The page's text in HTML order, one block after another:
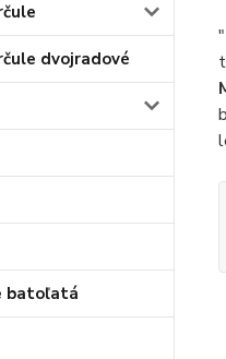
dvojradové
batoľatá